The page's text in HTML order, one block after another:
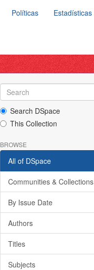
Políticas Estadísticas
Search DSpace
This Collection
BROWSE
All of DSpace
Communities & Collections
By Issue Date
Authors
Titles
Subjects